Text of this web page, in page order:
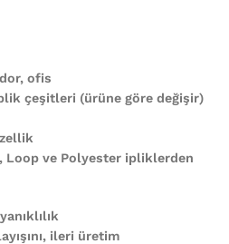
ofis
çeşitleri (ürüne göre değişir)
Loop ve Polyester ipliklerden
ileri üretim